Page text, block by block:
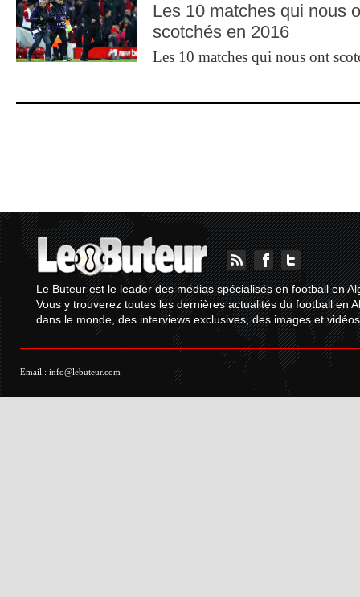
Les 10 matches qui nous
scotchés en 2016
Les 10 matches qui nous ont
Le Buteur est le leader des médias spécialisés en football en
Vous y trouverez toutes les dernières actualités du football en
dans le monde, des interviews exclusives, des images et
Email : info@lebuteur.com